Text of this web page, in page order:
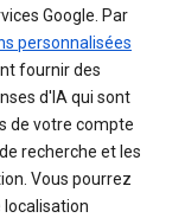
Google. Par
personnalisées
fournir des
d'IA qui sont
de votre compte
recherche et les
Vous pourrez
localisation